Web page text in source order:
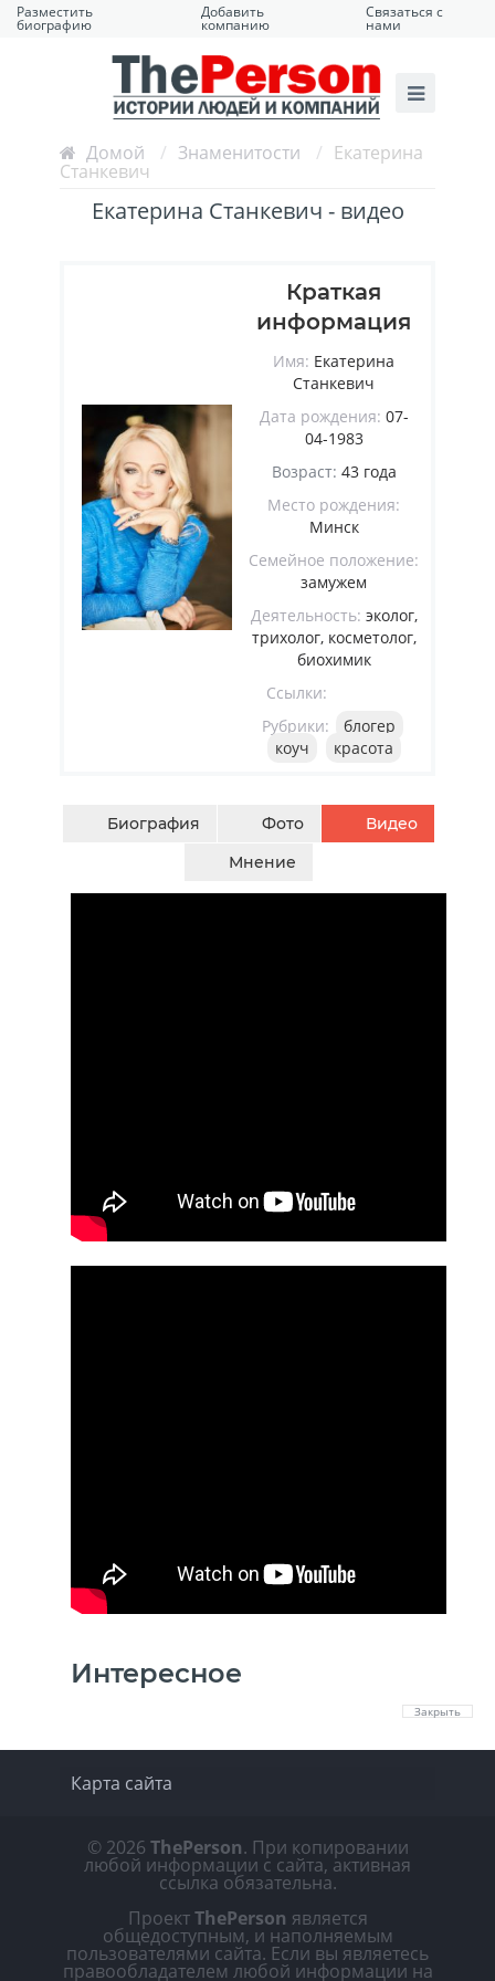
Разместить
биографию
Добавить
компанию
Связаться с
нами
Домой / Знаменитости / Екатерина
Станкевич
Екатерина Станкевич - видео
Краткая
информация
Имя: Екатерина
Станкевич
Дата рождения: 07-
04-1983
Возраст: 43 года
Место рождения:
Минск
Семейное положение:
замужем
Деятельность: эколог,
трихолог, косметолог,
биохимик
Ссылки:
Рубрики:
блогер
коуч
красота
Биография Фото
Видео
Мнение
Интересное
Карта сайта
© 2026 ThePerson. При копировании
любой информации с сайта, активная
ссылка обязательна.
ПроектThePerson является
общедоступным, и наполняемым
пользователями сайта. Если вы являетесь
правообладателем любой информации на
Закрыть